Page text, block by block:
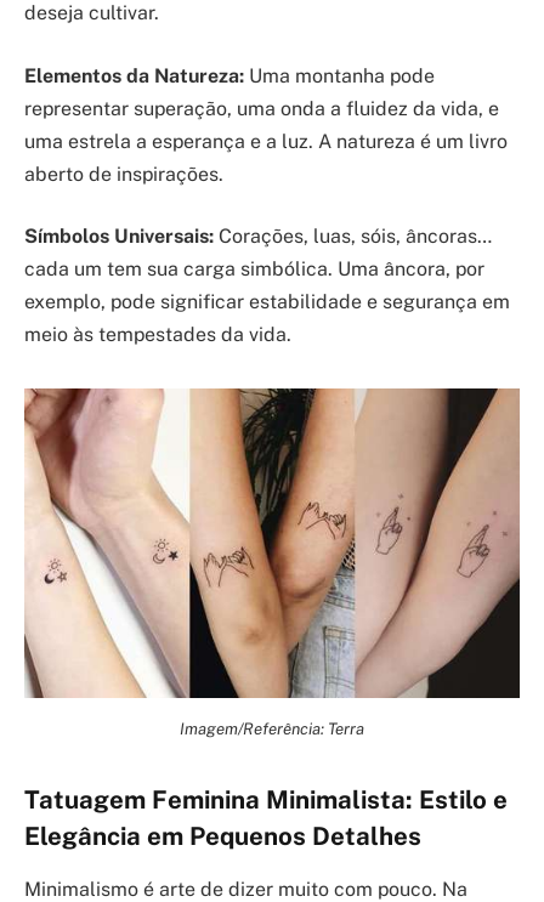
deseja cultivar.
Elementos da Natureza: Uma montanha pode
representar superação, uma onda a fluidez da vida, e
uma estrela a esperança e a luz. A natureza é um livro
aberto de inspirações.
Símbolos Universais: Corações, luas, sóis, âncoras…
cada um tem sua carga simbólica. Uma âncora, por
exemplo, pode significar estabilidade e segurança em
meio às tempestades da vida.
Imagem/Referência: Terra
Tatuagem Feminina Minimalista: Estilo e
Elegância em Pequenos Detalhes
Minimalismo é arte de dizer muito com pouco. Na